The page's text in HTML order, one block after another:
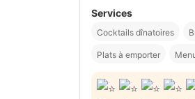
Services
Cocktails dînatoires
Plats à emporter